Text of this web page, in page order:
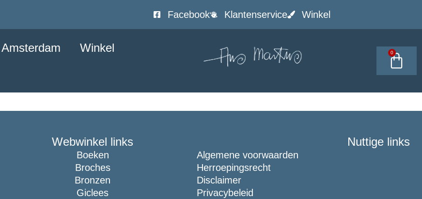
Facebook Klantenservice Winkel
Winkel 0
Webwinkel links
Boeken
Broches
Bronzen
Giclees
Nuttige links
Algemene voorwaarden
Herroepingsrecht
Disclaimer
Privacybeleid